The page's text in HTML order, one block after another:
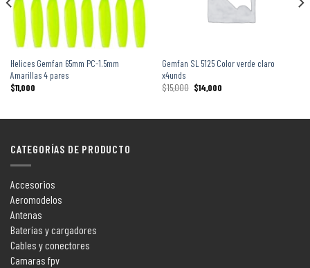
Helices Gemfan 65mm PC-1.5mm
Amarillas 4 pares
$11,000
Gemfan SL 5125 Color verde claro
x4unds
$15,000 $14,000
CATEGORÍAS DE PRODUCTO
Accesorios
Aeromodelos
Antenas
Baterías y cargadores
Cables y conectores
Camaras fpv